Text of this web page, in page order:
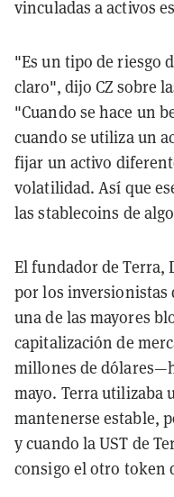
vinculadas a activos
"Es un tipo de riesgo
claro", dijo CZ sobre
"Cuando se hace un
cuando se utiliza un
fijar un activo
volatilidad. Así que
las stablecoins de
El fundador de Terra,
por los inversionistas
una de las mayores
capitalización de
millones de
mayo. Terra utilizaba
mantenerse estable,
y cuando la UST de
consigo el otro token